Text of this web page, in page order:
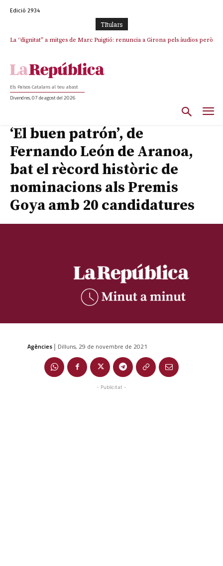
Edició 2934
TItulars
La “dignitat” a mitges de Marc Puigtió: renuncia a Girona pels àudios però
Junts exigeix que Catalunya quedi “fora” del repartiment dels menors
Els Països Catalans al teu abast
Divendres, 07 de agost del 2026
‘El buen patrón’, de
Fernando León de Aranoa,
bat el rècord històric de
nominacions als Premis
Goya amb 20 candidatures
Agències | Dilluns, 29 de novembre de 2021
- Publicitat -